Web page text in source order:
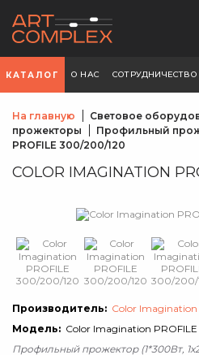
КАТАЛОГ О НАС СОТРУДНИЧЕСТВО
На главную Световое
прожекторы
Профильный
PROFILE 300/200/120
COLOR IMAGINATION
Производитель: Color Imagination
Модель: Color Imagination
Профильный прожектор (1*300Вт,